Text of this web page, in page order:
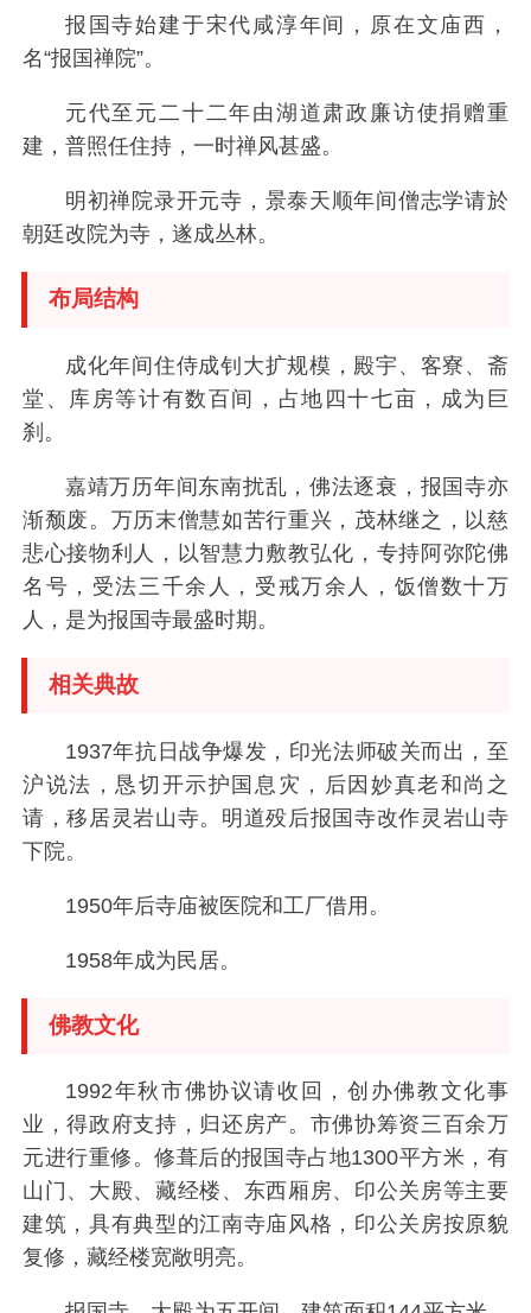
报国寺始建于宋代咸淳年间，原在文庙西，
名“报国禅院”。
元代至元二十二年由湖道肃政廉访使捐赠重
建，普照任住持，一时禅风甚盛。
明初禅院录开元寺，景泰天顺年间僧志学请於
朝廷改院为寺，遂成丛林。
布局结构
成化年间住侍成钊大扩规模，殿宇、客寮、斋
堂、库房等计有数百间，占地四十七亩，成为巨
刹。
嘉靖万历年间东南扰乱，佛法逐衰，报国寺亦
渐颓废。万历末僧慧如苦行重兴，茂林继之，以慈
悲心接物利人，以智慧力敷教弘化，专持阿弥陀佛
名号，受法三千余人，受戒万余人，饭僧数十万
人，是为报国寺最盛时期。
相关典故
1937年抗日战争爆发，印光法师破关而出，至
沪说法，恳切开示护国息灾，后因妙真老和尚之
请，移居灵岩山寺。明道殁后报国寺改作灵岩山寺
下院。
1950年后寺庙被医院和工厂借用。
1958年成为民居。
佛教文化
1992年秋市佛协议请收回，创办佛教文化事
业，得政府支持，归还房产。市佛协筹资三百余万
元进行重修。修葺后的报国寺占地1300平方米，有
山门、大殿、藏经楼、东西厢房、印公关房等主要
建筑，具有典型的江南寺庙风格，印公关房按原貌
复修，藏经楼宽敞明亮。